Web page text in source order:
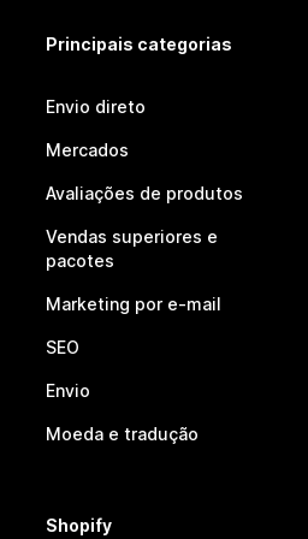
Principais categorias
Envio direto
Mercados
Avaliações de produtos
Vendas superiores e
pacotes
Marketing por e-mail
SEO
Envio
Moeda e tradução
Shopify